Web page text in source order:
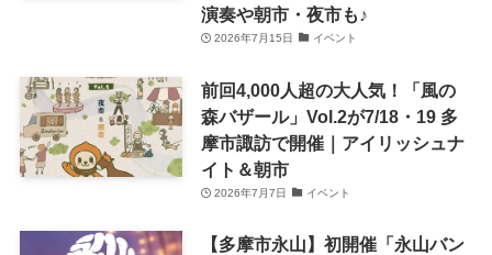
演奏や朝市・夜市も♪
2026年7月15日 イベント
前回4,000人超の大人気！「風の
森バザール」Vol.2が7/18・19 多
摩市諏訪で開催｜アイリッシュナ
イト＆朝市
2026年7月7日 イベント
【多摩市永山】初開催「永山バン